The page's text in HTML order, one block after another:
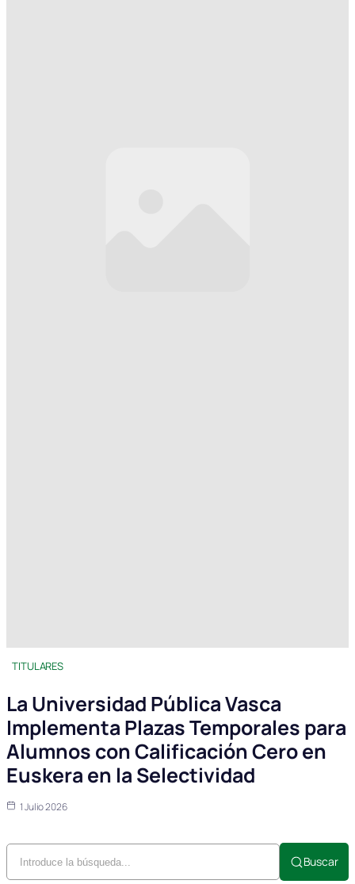
TITULARES
La Universidad Pública Vasca
Implementa Plazas Temporales para
Alumnos con Calificación Cero en
Euskera en la Selectividad
1 Julio 2026
Buscar